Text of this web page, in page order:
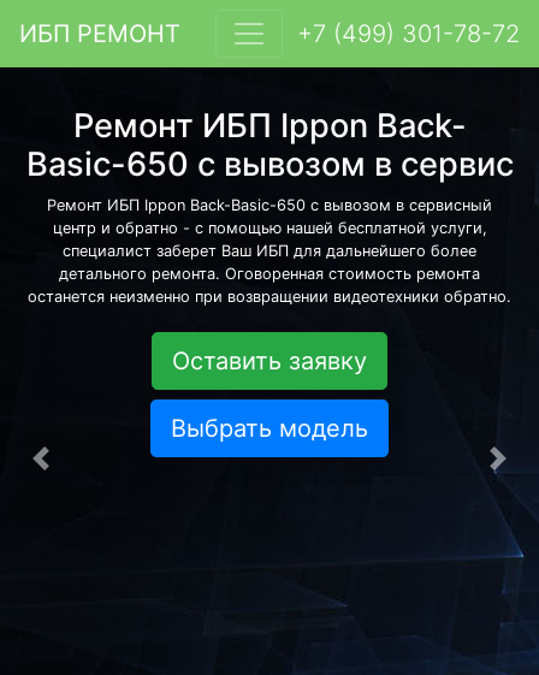
ИБП РЕМОНТ +7 (499) 301-78-72
Ремонт ИБП Ippon Back-
Basic-650 с вывозом в сервис
Ремонт ИБП Ippon Back-Basic-650 с вывозом в сервисный
центр и обратно - с помощью нашей бесплатной услуги,
специалист заберет Ваш ИБП для дальнейшего более
детального ремонта. Оговоренная стоимость ремонта
останется неизменно при возвращении видеотехники обратно.
Оставить заявку
Выбрать модель
Предыдущая